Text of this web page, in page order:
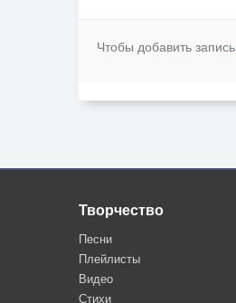
Чтобы добавить запись
Творчество
Песни
Плейлисты
Видео
Стихи